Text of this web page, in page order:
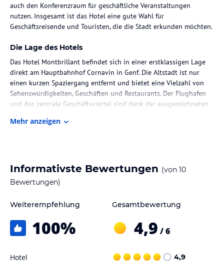
auch den Konferenzraum für geschäftliche Veranstaltungen
nutzen. Insgesamt ist das Hotel eine gute Wahl für
Geschäftsreisende und Touristen, die die Stadt erkunden möchten.
Die Lage des Hotels
Das Hotel Montbrillant befindet sich in einer erstklassigen Lage
direkt am Hauptbahnhof Cornavin in Genf. Die Altstadt ist nur
einen kurzen Spaziergang entfernt und bietet eine Vielzahl von
Sehenswürdigkeiten, Geschäften und Restaurants. Der Flughafen
und das zentrale Geschäftsviertel sind dank der ausgezeichneten
Steinwänden und freiliegenden Holzbalken. Alle Zimmer sind
klimatisiert und verfügen über ein eigenes Bad mit beheiztem
Minibar, ein Schreibtisch und kostenfreies WLAN.
Gastronomie im Hotel
Das Hotel Montbrillant verfügt über zwei Restaurants, in denen
in der Bar entspannen und eine Auswahl an Getränken genießen.
Mehr anzeigen
Informativste Bewertungen (von 10
Bewertungen)
Weiterempfehlung
100%
Gesamtbewertung
4,9 / 6
Hotel 4,9